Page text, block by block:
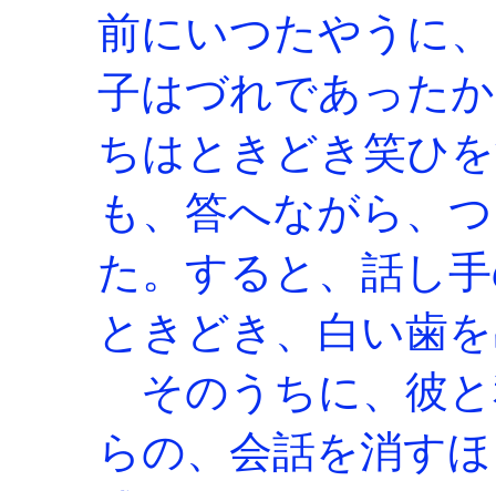
前にいつたやうに
子はづれであった
ちはときどき笑ひ
も、答へながら、
た。すると、話し
ときどき、白い歯
そのうちに、彼
らの、会話を消す